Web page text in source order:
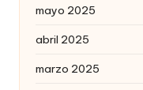
mayo 2025
abril 2025
marzo 2025